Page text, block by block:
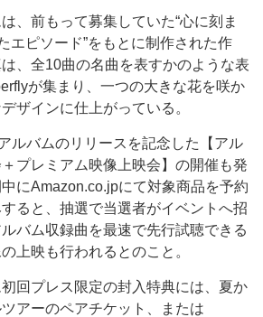
、前もって募集していた“心に刻ま
エピソード”をもとに制作された作
、全10曲の名曲を表すかのような表
が集まり、一つの大きな花を咲か
ザインに仕上がっている。
ルバムのリリースを記念した【アル
プレミアム映像上映会】の開催も発
にAmazon.co.jpにて対象商品を予約
ると、抽選で当選者がイベントへ招
バム収録曲を最速で先行試聴できる
上映も行われるとのこと。
回プレス限定の封入特典には、夏か
アーのペアチケット、または